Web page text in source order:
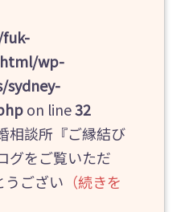
wp-
on line32
相談所『ご縁結び
グをご覧いただ
うござい （続きを